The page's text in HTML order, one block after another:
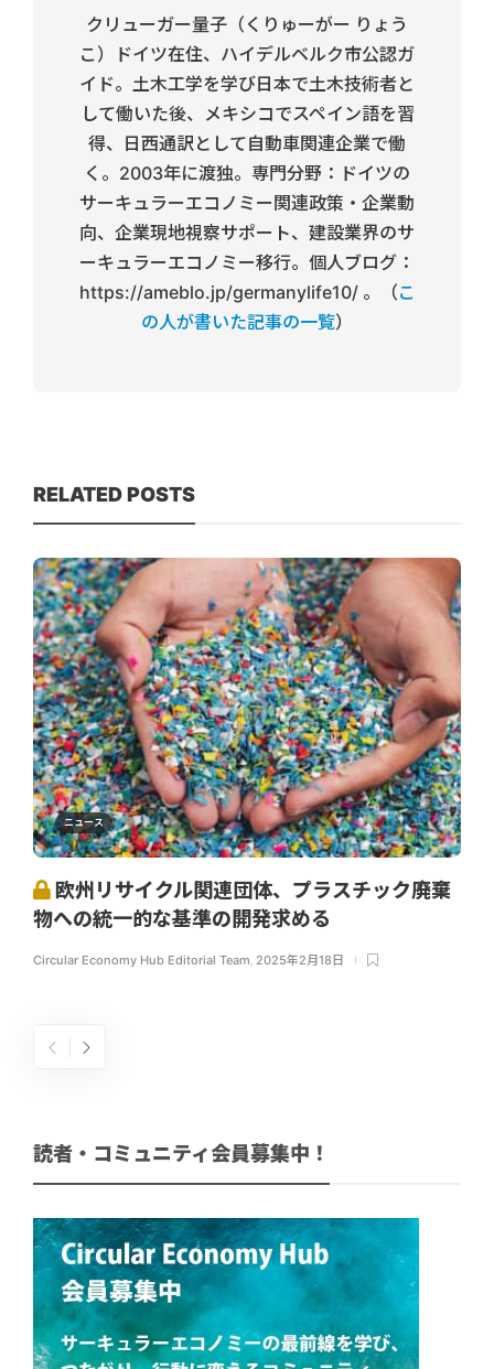
クリューガー量子（くりゅーがー りょう
こ）ドイツ在住、ハイデルベルク市公認ガ
イド。土木工学を学び日本で土木技術者と
して働いた後、メキシコでスペイン語を習
得、日西通訳として自動車関連企業で働
く。2003年に渡独。専門分野：ドイツの
サーキュラーエコノミー関連政策・企業動
向、企業現地視察サポート、建設業界のサ
ーキュラーエコノミー移行。個人ブログ：
https://ameblo.jp/germanylife10/ 。（こ
の人が書いた記事の一覧）
RELATED POSTS
ニュース
欧州リサイクル関連団体、プラスチック廃棄
物への統一的な基準の開発求める
Circular Economy Hub Editorial Team 2025年2月18日
読者・コミュニティ会員募集中！